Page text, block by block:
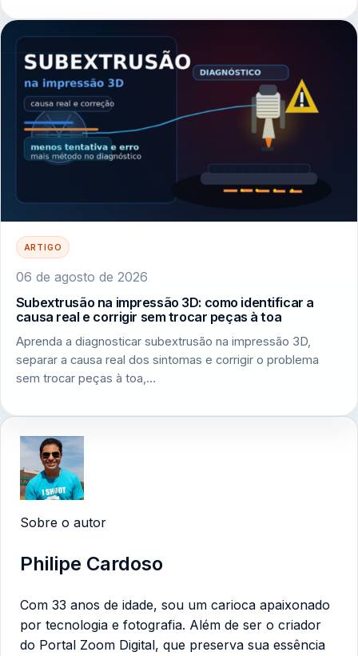
ARTIGO
06 de agosto de 2026
Subextrusão na impressão 3D: como identificar a
causa real e corrigir sem trocar peças à toa
Aprenda a diagnosticar subextrusão na impressão 3D,
separar a causa real dos sintomas e corrigir o problema
sem trocar peças à toa,…
Sobre o autor
Philipe Cardoso
Com 33 anos de idade, sou um carioca apaixonado
por tecnologia e fotografia. Além de ser o criador
do Portal Zoom Digital, que preserva sua essência